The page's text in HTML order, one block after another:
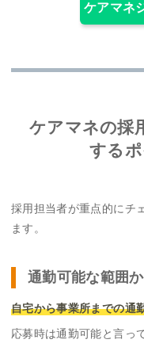
ケアマネ
ケアマネの採
する
採用担当者が重点的にチ
ます。
通勤可能な範囲か
自宅から事業所までの通
応募時は通勤可能と言っ